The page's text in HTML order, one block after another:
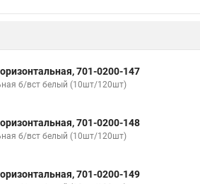
701-0200-147
б/вст белый (10шт/120шт)
701-0200-148
б/вст белый (10шт/120шт)
701-0200-149